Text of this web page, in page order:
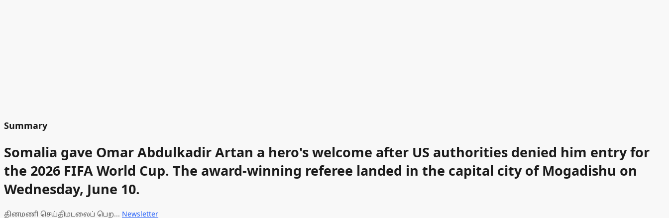
Summary
Somalia gave Omar Abdulkadir Artan a hero's welcome after US authorities denied him entry for
the 2026 FIFA World Cup. The award-winning referee landed in the capital city of Mogadishu on
Wednesday, June 10.
தினமணி செய்திமடலைப் பெற... Newsletter